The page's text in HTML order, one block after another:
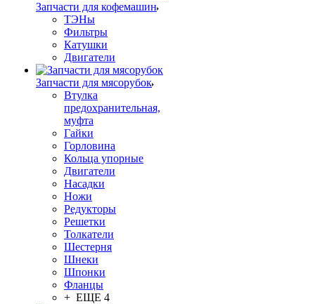
Запчасти для кофемашин
ТЭНы
Фильтры
Катушки
Двигатели
Запчасти для мясорубок
Втулка
предохранительная,
муфта
Гайки
Горловина
Кольца упорные
Двигатели
Насадки
Ножи
Редукторы
Решетки
Толкатели
Шестерня
Шнеки
Шпонки
Фланцы
+ ЕЩЕ 4